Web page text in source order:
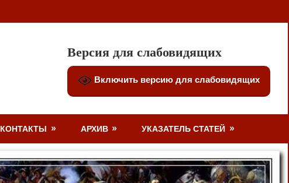
Версия для слабовидящих
Включить версию для слабовидящих
КОНТАКТЫ АРХИВ УКАЗАТЕЛЬ СТАТЕЙ